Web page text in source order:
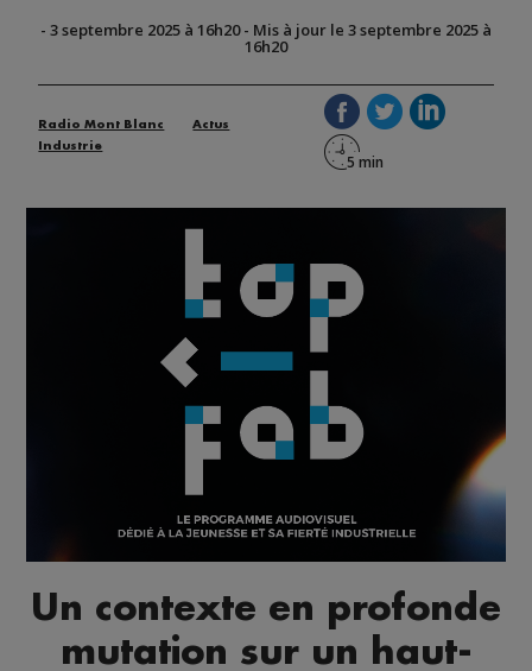
- 3 septembre 2025 à 16h20- Mis à jour le 3 septembre 2025 à
16h20
Radio Mont Blanc
Actus
Industrie
Un contexte en profonde
mutation sur un haut-